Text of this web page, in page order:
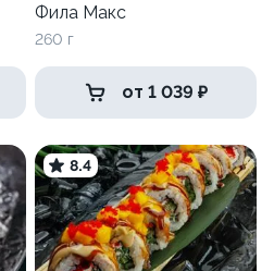
Фила Макс
260 г
от 1 039 ₽
8.4